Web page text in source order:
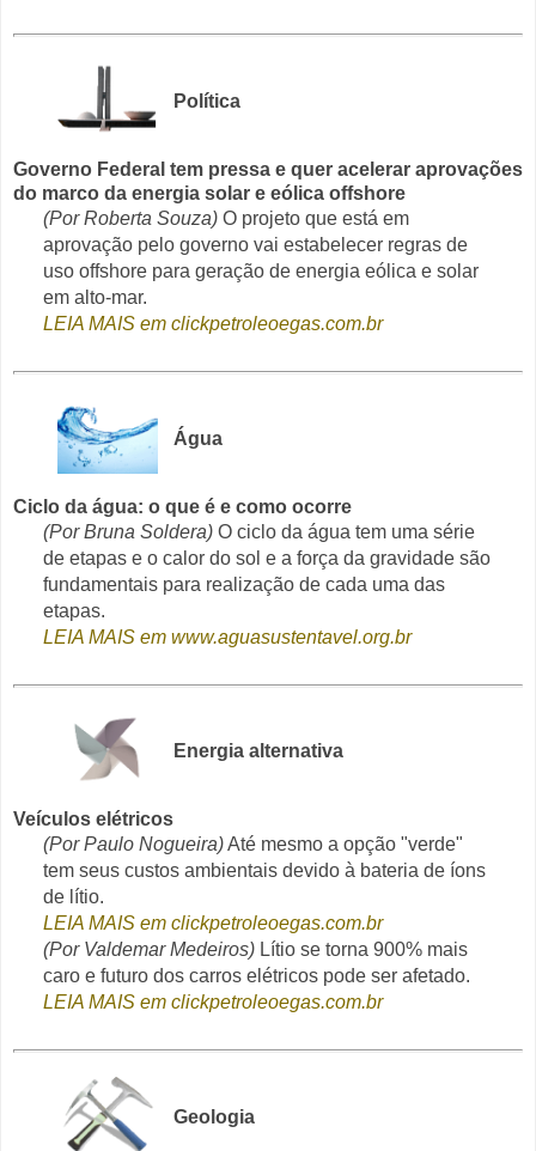
Política
Governo Federal tem pressa e quer acelerar aprovações
do marco da energia solar e eólica offshore
(Por Roberta Souza)O projeto que está em
aprovação pelo governo vai estabelecer regras de
uso offshore para geração de energia eólica e solar
em alto-mar.
LEIA MAIS em clickpetroleoegas.com.br
Água
Ciclo da água: o que é e como ocorre
(Por Bruna Soldera)O ciclo da água tem uma série
de etapas e o calor do sol e a força da gravidade são
fundamentais para realização de cada uma das
etapas.
LEIA MAIS em www.aguasustentavel.org.br
Energia alternativa
Veículos elétricos
(Por Paulo Nogueira)Até mesmo a opção "verde"
tem seus custos ambientais devido à bateria de íons
de lítio.
LEIA MAIS em clickpetroleoegas.com.br
(Por Valdemar Medeiros)Lítio se torna 900% mais
caro e futuro dos carros elétricos pode ser afetado.
LEIA MAIS em clickpetroleoegas.com.br
Geologia